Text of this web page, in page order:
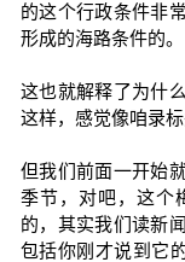
的这个行政条件非
形成的海路条件的。
这也就解释了为什
这样，感觉像咱录标
但我们前面一开始
季节，对吧，这个
的，其实我们读新
包括你刚才说到它